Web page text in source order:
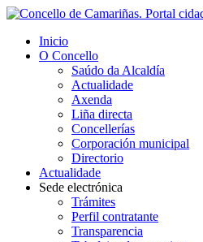
Inicio
O Concello
Saúdo da Alcaldía
Actualidade
Axenda
Liña directa
Concellerías
Corporación municipal
Directorio
Actualidade
Sede electrónica
Trámites
Perfil contratante
Transparencia